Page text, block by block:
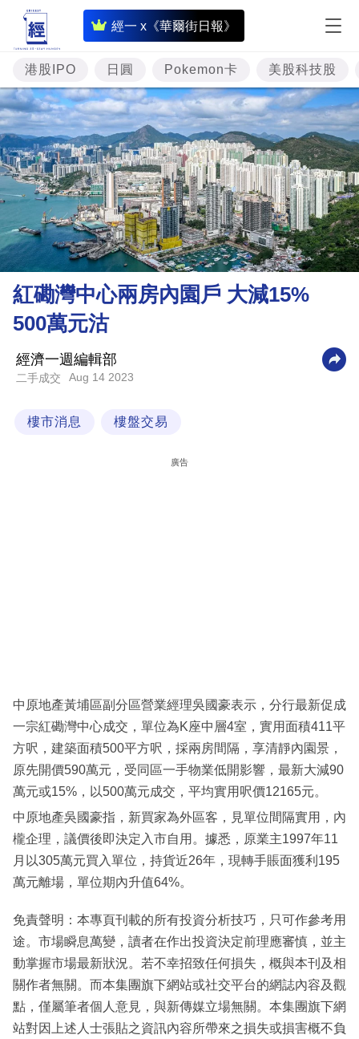
經一 x《華爾街日報》
即
時
財
經
專
題
投
資
樓
市
理
財
商
業
科
區
港股IPO 日圓 Pokemon卡 美股科技股
紅磡灣中心兩房內園戶 大減15%
500萬元沽
經濟一週編輯部
二手成交 Aug 14 2023
樓市消息 樓盤交易
廣告
中原地產黃埔區副分區營業經理吳國豪表示，分行最新促成
一宗紅磡灣中心成交，單位為K座中層4室，實用面積411平
方呎，建築面積500平方呎，採兩房間隔，享清靜內園景，
原先開價590萬元，受同區一手物業低開影響，最新大減90
萬元或15%，以500萬元成交，平均實用呎價12165元。
中原地產吳國豪指，新買家為外區客，見單位間隔實用，內
櫳企理，議價後即決定入市自用。據悉，原業主1997年11
月以305萬元買入單位，持貨近26年，現轉手賬面獲利195
萬元離場，單位期內升值64%。
免責聲明：本專頁刊載的所有投資分析技巧，只可作參考用
途。市場瞬息萬變，讀者在作出投資決定前理應審慎，並主
動掌握市場最新狀況。若不幸招致任何損失，概與本刊及相
關作者無關。而本集團旗下網站或社交平台的網誌內容及觀
點，僅屬筆者個人意見，與新傳媒立場無關。本集團旗下網
站對因上述人士張貼之資訊內容所帶來之損失或損害概不負